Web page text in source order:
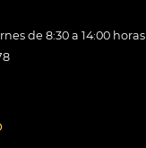
de 8:30 a 14:00 horas